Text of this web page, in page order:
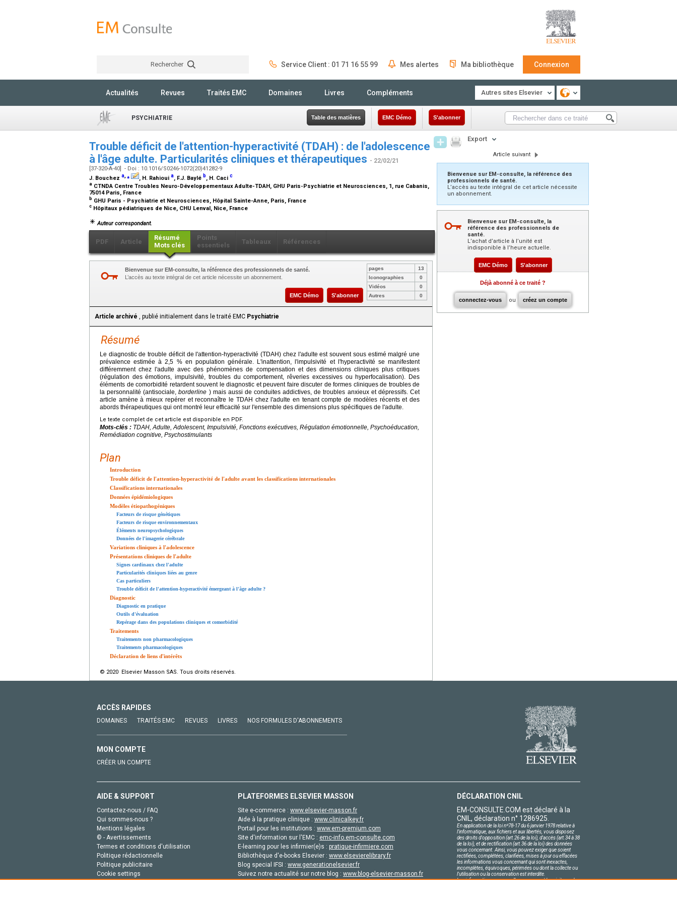
Rechercher Service Client : 01 71 16 55 99 Mes alertes Ma bibliothèque Connexion
Actualités Revues Traités EMC Domaines Livres Compléments Autres sites Elsevier
PSYCHIATRIE Table des matières EMC Démo S'abonner
Trouble déficit de l'attention-hyperactivité (TDAH) : de l'adolescence
à l'âge adulte. Particularités cliniques et thérapeutiques - 22/02/21
[37-320-A-40] - Doi : 10.1016/S0246-1072(20)41282-9
J. Bouchez a,⁎ , H. Rahioui a, F.J. Baylé b, H. Caci c
a CTNDA Centre Troubles Neuro-Développementaux Adulte-TDAH, GHU Paris-Psychiatrie et Neurosciences, 1, rue Cabanis,
75014 Paris, France
b GHU Paris - Psychiatrie et Neurosciences, Hôpital Sainte-Anne, Paris, France
c Hôpitaux pédiatriques de Nice, CHU Lenval, Nice, France
Auteur correspondant.
PDF Article
Résumé
Mots clés
Points
essentiels
Tableaux Références
Bienvenue sur EM-consulte, la référence des professionnels de santé.
L’accès au texte intégral de cet article nécessite un abonnement.
EMC Démo S'abonner
pages
13
Iconographies
0
Vidéos
0
Autres
0
Article archivé , publié initialement dans le traité EMC Psychiatrie
Résumé
Le diagnostic de trouble déficit de l'attention-hyperactivité (TDAH) chez l'adulte est souvent sous estimé malgré une
prévalence estimée à 2,5 % en population générale. L'inattention, l'impulsivité et l'hyperactivité se manifestent
différemment chez l'adulte avec des phénomènes de compensation et des dimensions cliniques plus critiques
(régulation des émotions, impulsivité, troubles du comportement, rêveries excessives ou hyperfocalisation). Des
éléments de comorbidité retardent souvent le diagnostic et peuvent faire discuter de formes cliniques de troubles de
la personnalité (antisociale,borderline ) mais aussi de conduites addictives, de troubles anxieux et dépressifs. Cet
article amène à mieux repérer et reconnaître le TDAH chez l'adulte en tenant compte de modèles récents et des
abords thérapeutiques qui ont montré leur efficacité sur l'ensemble des dimensions plus spécifiques de l'adulte.
Le texte complet de cet article est disponible en PDF.
Mots-clés : TDAH, Adulte, Adolescent, Impulsivité, Fonctions exécutives, Régulation émotionnelle, Psychoéducation,
Remédiation cognitive, Psychostimulants
Plan
Introduction
Trouble déficit de l'attention-hyperactivité de l'adulte avant les classifications internationales
Classifications internationales
Données épidémiologiques
Modèles étiopathogéniques
Facteurs de risque génétiques
Facteurs de risque environnementaux
Éléments neuropsychologiques
Données de l'imagerie cérébrale
Variations cliniques à l'adolescence
Présentations cliniques de l'adulte
Signes cardinaux chez l'adulte
Particularités cliniques liées au genre
Cas particuliers
Trouble déficit de l'attention-hyperactivité émergeant à l'âge adulte ?
Diagnostic
Diagnostic en pratique
Outils d'évaluation
Repérage dans des populations cliniques et comorbidité
Traitements
Traitements non pharmacologiques
Traitements pharmacologiques
Déclaration de liens d'intérêts
© 2020 Elsevier Masson SAS. Tous droits réservés.
Export
Article suivant
Bienvenue sur EM-consulte, la référence des
professionnels de santé.
L’accès au texte intégral de cet article nécessite
un abonnement.
Bienvenue sur EM-consulte, la
référence des professionnels de
santé.
L’achat d’article à l’unité est
indisponible à l’heure actuelle.
EMC Démo S'abonner
Déjà abonné à ce traité ?
connectez-vous ou créez un compte
ACCÈS RAPIDES
DOMAINES TRAITÉS EMC REVUES LIVRES NOS FORMULES D'ABONNEMENTS
MON COMPTE
CRÉER UN COMPTE
AIDE & SUPPORT
Contactez-nous / FAQ
Qui sommes-nous ?
Mentions légales
© - Avertissements
Termes et conditions d'utilisation
Politique rédactionnelle
Politique publicitaire
Cookie settings
PLATEFORMES ELSEVIER MASSON
Site e-commerce : www.elsevier-masson.fr
Aide à la pratique clinique : www.clinicalkey.fr
Portail pour les institutions : www.em-premium.com
Site d'information sur l'EMC : emc-info.em-consulte.com
E-learning pour les infirmier(e)s : pratique-infirmiere.com
Bibliothèque d'e-books Elsevier : www.elsevierelibrary.fr
Blog special IFSI : www.generationelsevier.fr
Suivez notre actualité sur notre blog : www.blog-elsevier-masson.fr
DÉCLARATION CNIL
EM-CONSULTE.COM est déclaré à la
CNIL, déclaration n° 1286925.
En application de la loi nº78-17 du 6 janvier 1978 relative à
l'informatique, aux fichiers et aux libertés, vous disposez
des droits d'opposition (art.26 de la loi), d'accès (art.34 à 38
de la loi), et de rectification (art.36 de la loi) des données
vous concernant. Ainsi, vous pouvez exiger que soient
rectifiées, complétées, clarifiées, mises à jour ou effacées
les informations vous concernant qui sont inexactes,
incomplètes, équivoques, périmées ou dont la collecte ou
l'utilisation ou la conservation est interdite.
Les informations personnelles concernant les visiteurs de